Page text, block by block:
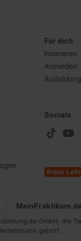
Für dich
Inserieren
Anmelden
Socials
MeinPraktikum.de
GmbH, die
gehört.